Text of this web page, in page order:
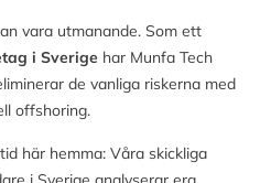
vara utmanande. Som ett
i Sverige har Munfa Tech
de vanliga riskerna med
offshoring.
här hemma: Våra skickliga